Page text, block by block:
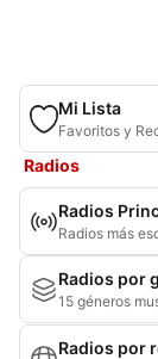
Mi Lista
Favoritos y
Radios
Radios
Radios más
Radios por
15 géneros
Radios por